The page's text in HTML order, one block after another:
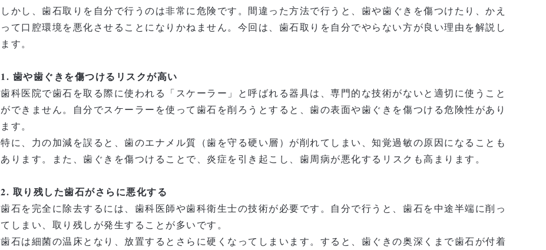
しかし、歯石取りを自分で行うのは非常に危険です。間違った方法で行うと、歯や歯ぐきを傷つけたり、かえ
って口腔環境を悪化させることになりかねません。今回は、歯石取りを自分でやらない方が良い理由を解説し
ます。
1. 歯や歯ぐきを傷つけるリスクが高い
歯科医院で歯石を取る際に使われる「スケーラー」と呼ばれる器具は、専門的な技術がないと適切に使うこと
ができません。自分でスケーラーを使って歯石を削ろうとすると、歯の表面や歯ぐきを傷つける危険性があり
ます。
特に、力の加減を誤ると、歯のエナメル質（歯を守る硬い層）が削れてしまい、知覚過敏の原因になることも
あります。また、歯ぐきを傷つけることで、炎症を引き起こし、 歯周病が悪化するリスク も高まります。
2. 取り残した歯石がさらに悪化する
歯石を完全に除去するには、歯科医師や歯科衛生士の技術が必要です。 自分で行うと、歯石を中途半端に削っ
てしまい、取り残しが発生することが多いです。
歯石は細菌の温床となり、放置するとさらに硬くなってしまいます。すると、 歯ぐきの奥深くまで歯石が付着